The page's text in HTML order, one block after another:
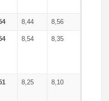
8,44 8,56
8,54 8,35
8,25 8,10